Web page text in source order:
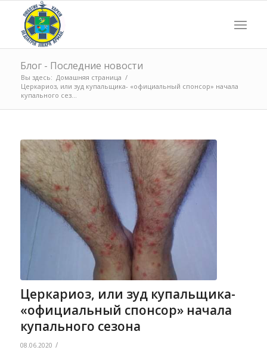
Блог - Последние новости
Вы здесь: Домашняя страница /
Церкариоз, или зуд купальщика- «официальный спонсор» начала
купального сез...
Церкариоз, или зуд купальщика-
«официальный спонсор» начала
купального сезона
08.06.2020 /